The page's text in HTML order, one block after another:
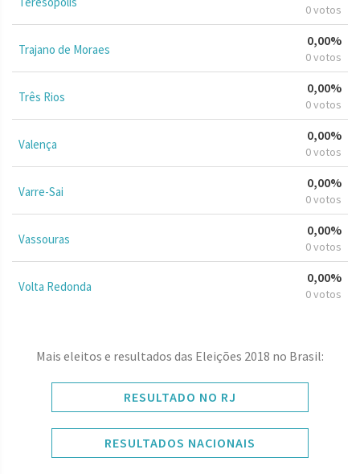
0 votos
Trajano de Moraes
0,00%
0 votos
Três Rios
0,00%
0 votos
Valença
0,00%
0 votos
Varre-Sai
0,00%
0 votos
Vassouras
0,00%
0 votos
Volta Redonda
0,00%
0 votos
Mais eleitos e resultados das Eleições 2018 no Brasil:
RESULTADO NO RJ
RESULTADOS NACIONAIS